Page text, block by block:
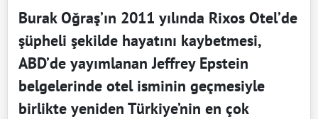
Burak Oğraş’ın 2011 yılında Rixos Otel’de
şüpheli şekilde hayatını kaybetmesi,
ABD’de yayımlanan Jeffrey Epstein
belgelerinde otel isminin geçmesiyle
birlikte yeniden Türkiye’nin en çok